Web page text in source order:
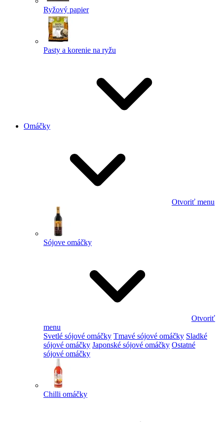
Ryžový papier
Pasty a korenie na ryžu
Omáčky
Otvoriť menu
Sójove omáčky
Otvoriť
menu
Svetlé sójové omáčky Tmavé sójové omáčky Sladké
sójové omáčky Japonské sójové omáčky Ostatné
sójové omáčky
Chilli omáčky